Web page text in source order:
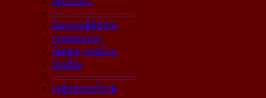
----------------------------
ជ័យគ្រតធ្វើព័ត៌មាន
ប្រលោមលោក
កំណាព្យ កម្រងកែវ
សំណើច
----------------------------
បណ្ដុំអត្ថបទកំសាន្ដ